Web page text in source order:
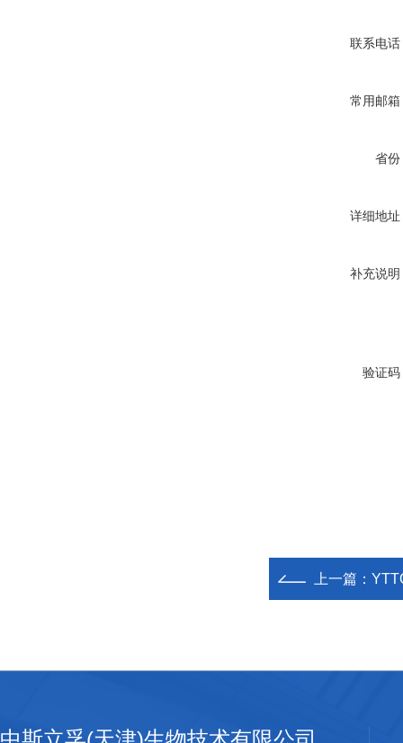
联系电话
常用邮箱
省份
详细地址
补充说明
验证码
上一篇：